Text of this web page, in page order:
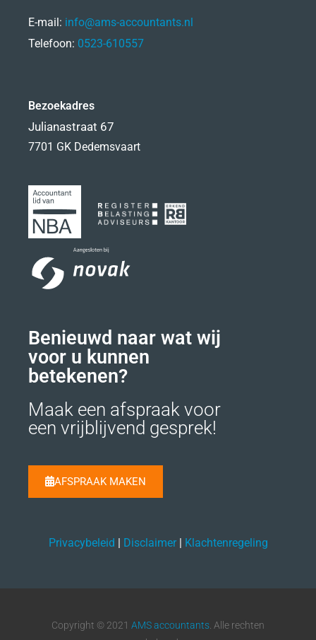
E-mail: info@ams-accountants.nl
Telefoon: 0523-610557
Bezoekadres
Julianastraat 67
7701 GK Dedemsvaart
Benieuwd naar wat wij
voor u kunnen
betekenen?
Maak een afspraak voor
een vrijblijvend gesprek!
AFSPRAAK MAKEN
Privacybeleid | Disclaimer| Klachtenregeling
Copyright © 2021 AMS accountants . Alle rechten